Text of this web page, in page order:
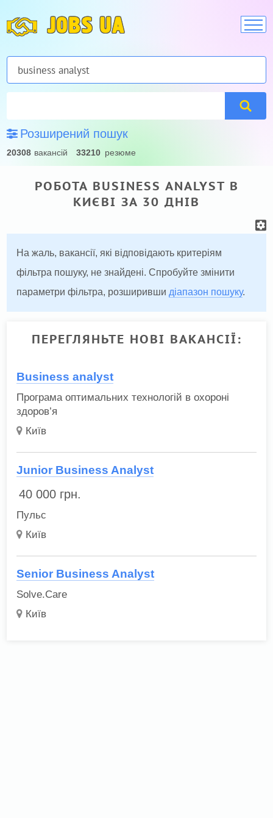
JOBS UA
Розширений пошук
20308 вакансій 33210 резюме
РОБОТА BUSINESS ANALYST В
КИЄВІ ЗА 30 ДНІВ
На жаль, вакансії, які відповідають критеріям
фільтра пошуку, не знайдені. Спробуйте змінити
параметри фільтра, розширивши діапазон пошуку.
ПЕРЕГЛЯНЬТЕ НОВІ ВАКАНСІЇ:
Business analyst
Програма оптимальних технологій в охороні
здоров’я
Київ
Junior Business Analyst
40 000 грн.
Пульс
Київ
Senior Business Analyst
Solve.Care
Київ